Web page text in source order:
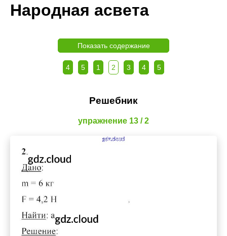
Народная асвета
Показать содержание
4 5 1 2 3 4 5
Решебник
упражнение 13 / 2